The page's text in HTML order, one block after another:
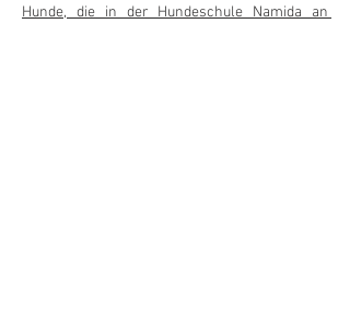
Hunde, die in der Hundeschule Namida an